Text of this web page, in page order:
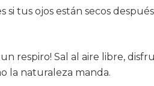
si tus ojos están secos
respiro! Sal al aire libre,
la naturaleza manda.